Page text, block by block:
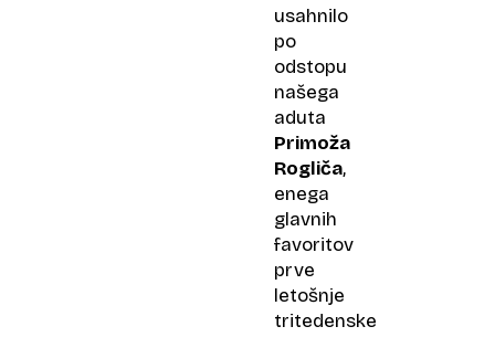
usahnilo
po
odstopu
našega
aduta
Primoža
Rogliča,
enega
glavnih
favoritov
prve
letošnje
tritedenske